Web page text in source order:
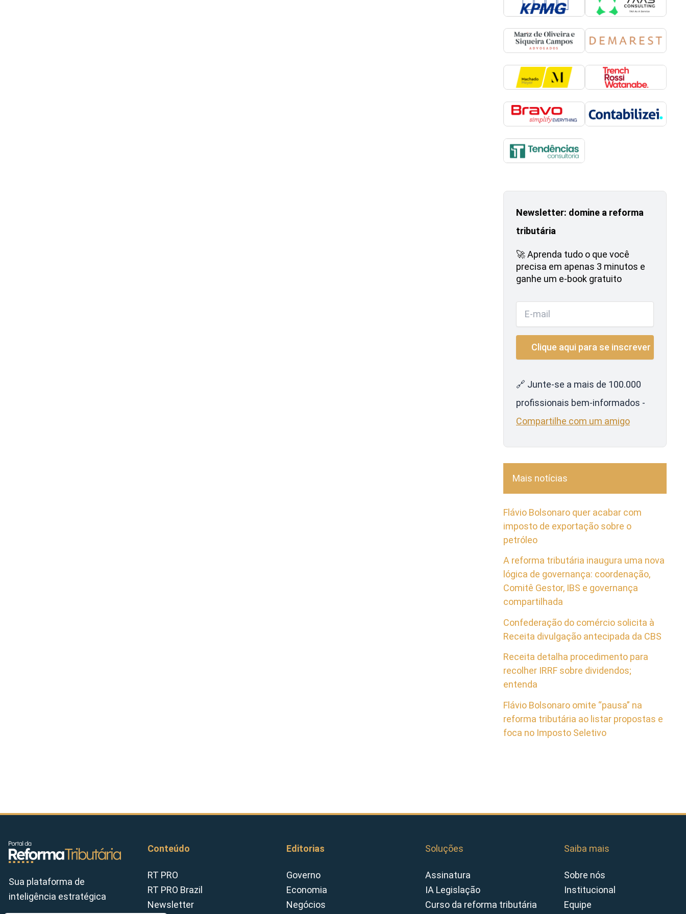
Newsletter: domine a reforma
tributária
🚀 Aprenda tudo o que você
precisa em apenas 3 minutos e
ganhe um e-book gratuito
🔗 Junte-se a mais de 100.000
profissionais bem-informados -
Compartilhe com um amigo
Mais notícias
Flávio Bolsonaro quer acabar com
imposto de exportação sobre o
petróleo
A reforma tributária inaugura uma nova
lógica de governança: coordenação,
Comitê Gestor, IBS e governança
compartilhada
Confederação do comércio solicita à
Receita divulgação antecipada da CBS
Receita detalha procedimento para
recolher IRRF sobre dividendos;
entenda
Flávio Bolsonaro omite “pausa” na
reforma tributária ao listar propostas e
foca no Imposto Seletivo
Sua plataforma de
inteligência estratégica
Conteúdo
RT PRO
RT PRO Brazil
Newsletter
Editorias
Governo
Economia
Negócios
Soluções
Assinatura
IA Legislação
Curso da reforma tributária
Saiba mais
Sobre nós
Institucional
Equipe